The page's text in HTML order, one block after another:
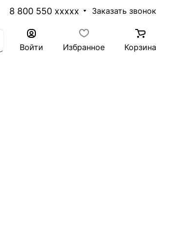
8 800 550 xxxxx Заказать звонок
Войти Избранное Корзина